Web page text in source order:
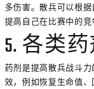
多伤害。散兵可以根
提高自己在比赛中的竞
5. 各类
药剂是提高散兵战斗
效，例如恢复生命值